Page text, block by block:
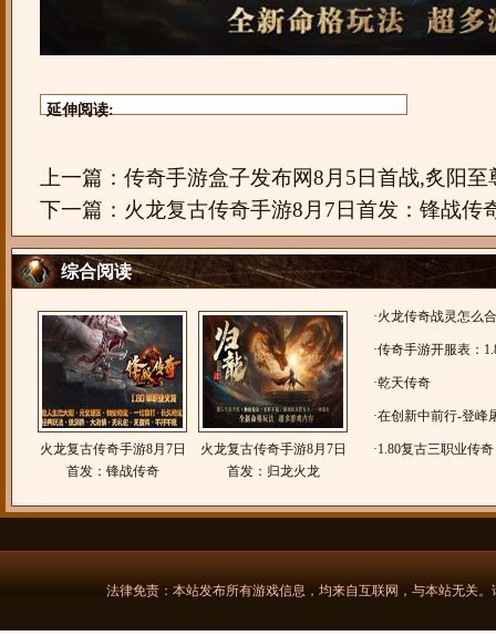
延伸阅读:
上一篇： 传奇手游盒子发布网8月5日首战,炙阳至
下一篇： 火龙复古传奇手游8月7日首发：锋战传
综合阅读
火龙复古传奇手游8月7日
首发：锋战传奇
火龙复古传奇手游8月7日
首发：归龙火龙
·火龙传奇战灵怎么
传奇手游，克里乾坤
·传奇手游开服表：
雪
·乾天传奇
·在创新中前行-登峰
本
·1.80复古三职业传
法律免责：本站发布所有游戏信息，均来自互联网，与本站无关